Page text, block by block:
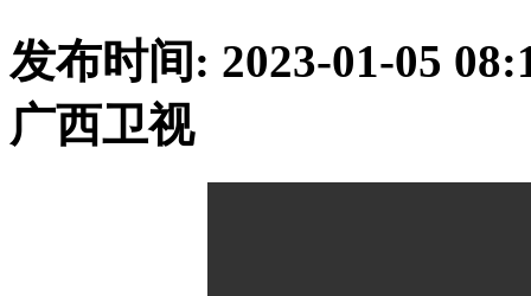
发布时间: 2023-01-05
广西卫视